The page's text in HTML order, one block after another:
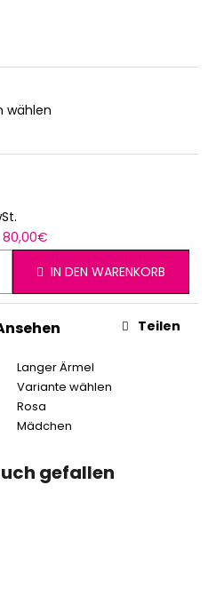
wählen
80,00€
IN DEN WARENKORB
Langer Ärmel
Variante wählen
Rosa
Mädchen
Teilen
gefallen